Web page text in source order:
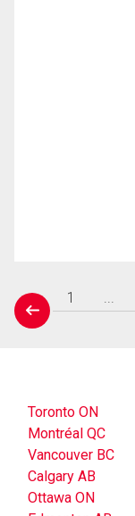
prev
1
Toronto ON
Montréal QC
Vancouver BC
Calgary AB
Ottawa ON